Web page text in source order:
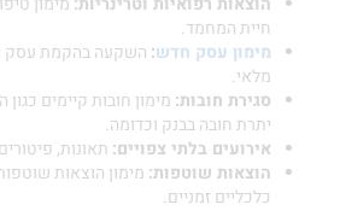
חיית המחמד.
מימון עסק חדש :השקעה בהקמת עסק חדש,
סגירת חובות:מימון חובות קיימים כגון הלוואות,
יתרת חובה בבנק וכדומה.
אירועים בלתי צפויים:תאונות, פיטורים, מחלות
הוצאות שוטפות:מימון הוצאות שוטפות במקרים
כלכליים זמניים.